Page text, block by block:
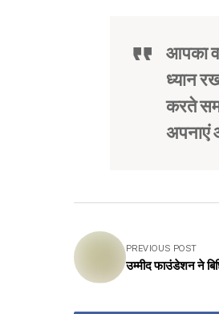
आपका
ध्यान
करते
अपनाएं
PREVIOUS POST
उम्मीद फाउंडेशन ने